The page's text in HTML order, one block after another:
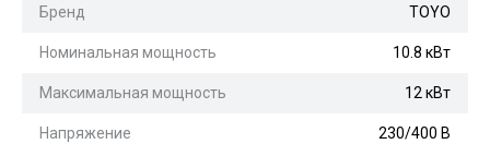
Бренд TOYO
Номинальная мощность 10.8 кВт
Максимальная мощность 12 кВт
Напряжение 230/400 В